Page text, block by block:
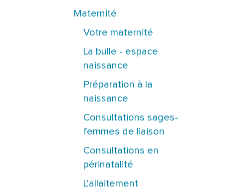
Maternité
Votre maternité
La bulle - espace
naissance
Préparation à la
naissance
Consultations sages-
femmes de liaison
Consultations en
périnatalité
L'allaitement